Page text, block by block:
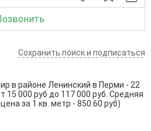
Сохранить поиск и подписаться
в районе Ленинский в Перми - 22
000 руб до 117 000 руб. Средняя
за 1 кв. метр - 850.60 руб)